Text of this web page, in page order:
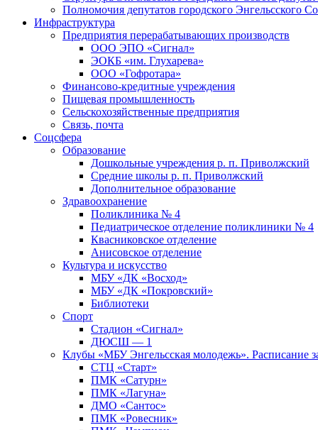
Полномочия депутатов городского Энгельсского
Инфраструктура
Предприятия перерабатывающих производств
ООО ЭПО «Сигнал»
ЭОКБ «им. Глухарева»
ООО «Гофротара»
Финансово-кредитные учреждения
Пищевая промышленность
Сельскохозяйственные предприятия
Связь, почта
Соцсфера
Образование
Дошкольные учреждения р. п. Приволжский
Средние школы р. п. Приволжский
Дополнительное образование
Здравоохранение
Поликлиника № 4
Педиатрическое отделение поликлиники № 4
Квасниковское отделение
Анисовское отделение
Культура и искусство
МБУ «ДК «Восход»
МБУ «ДК «Покровский»
Библиотеки
Спорт
Стадион «Сигнал»
ДЮСШ — 1
Клубы «МБУ Энгельсская молодежь». Расписание
СТЦ «Старт»
ПМК «Сатурн»
ПМК «Лагуна»
ДМО «Сантос»
ПМК «Ровесник»